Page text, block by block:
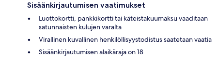
Sisäänkirjautumisen vaatimukset
Luottokortti, pankkikortti tai käteistakuumaksu vaaditaan
satunnaisten kulujen varalta
Virallinen kuvallinen henkilöllisyystodistus saatetaan vaatia
Sisäänkirjautumisen alaikäraja on 18